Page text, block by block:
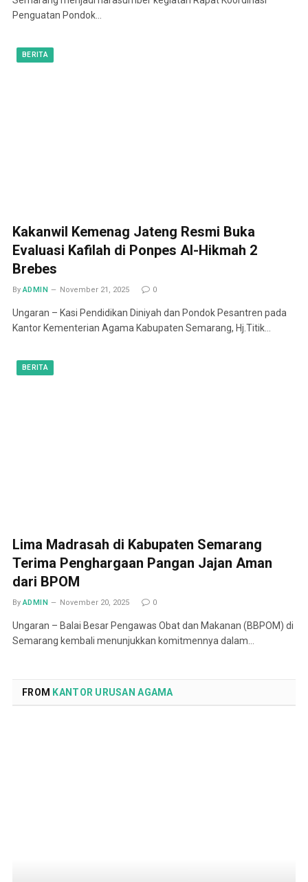
Penguatan Pondok…
BERITA
Kakanwil Kemenag Jateng Resmi Buka
Evaluasi Kafilah di Ponpes Al-Hikmah 2
Brebes
By ADMIN November 21, 2025 0
Ungaran – Kasi Pendidikan Diniyah dan Pondok Pesantren pada
Kantor Kementerian Agama Kabupaten Semarang, Hj.Titik…
BERITA
Lima Madrasah di Kabupaten Semarang
Terima Penghargaan Pangan Jajan Aman
dari BPOM
By ADMIN November 20, 2025 0
Ungaran – Balai Besar Pengawas Obat dan Makanan (BBPOM) di
Semarang kembali menunjukkan komitmennya dalam…
FROM KANTOR URUSAN AGAMA